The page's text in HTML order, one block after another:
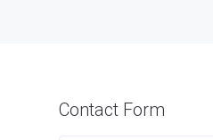
Contact Form